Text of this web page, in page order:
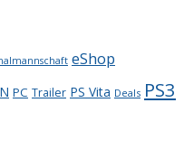
eShop
PC Trailer PS Vita Deals PS3